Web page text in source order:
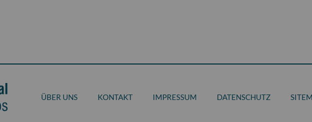
ÜBER UNS KONTAKT IMPRESSUM DATENSCHUTZ